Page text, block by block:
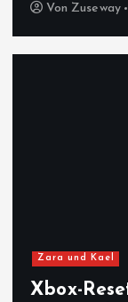
Von Zuseway
Zara und Kael
Xbox-